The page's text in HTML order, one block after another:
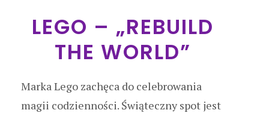
LEGO – „REBUILD
THE WORLD”
Marka Lego zachęca do celebrowania
magii codzienności. Świąteczny spot jest